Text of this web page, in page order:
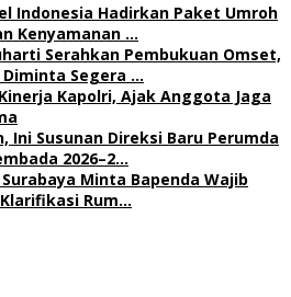
Indonesia Hadirkan Paket Umroh
Kenyamanan …
Serahkan Pembukuan Omset,
Diminta Segera …
Kapolri, Ajak Anggota Jaga
Ini Susunan Direksi Baru Perumda
2026–2…
Minta Bapenda Wajib
Rum…